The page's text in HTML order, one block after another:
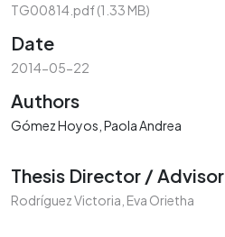
TG00814.pdf(1.33 MB)
Date
2014-05-22
Authors
Gómez Hoyos, Paola Andrea
Thesis Director / Advisor
Rodríguez Victoria, Eva Orietha